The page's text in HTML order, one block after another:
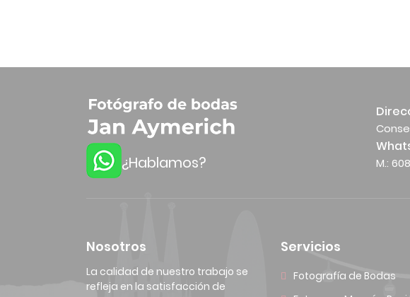
¿Hablamos? M.:
Nosotros
La calidad de nuestro trabajo se
refleja en la satisfacción de
Servicios
Fotografía de Bodas